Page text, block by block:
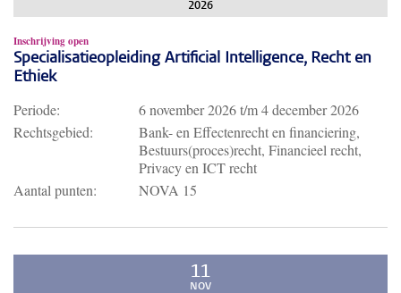
2026
Inschrijving open
Specialisatieopleiding Artificial Intelligence, Recht en
Ethiek
Periode: 6 november 2026t/m4 december 2026
Rechtsgebied:
Bank- en Effectenrecht en financiering,
Bestuurs(proces)recht, Financieel recht,
Privacy en ICT recht
Aantal punten:
NOVA 15
11
NOV